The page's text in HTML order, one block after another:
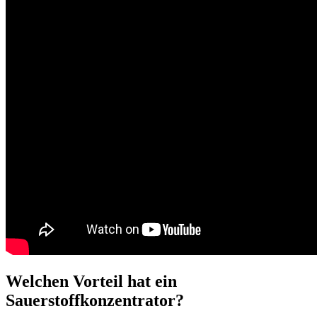
Welchen Vorteil hat ein
Sauerstoffkonzentrator?